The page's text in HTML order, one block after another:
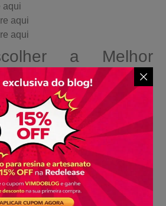
aqui
aqui
aqui
a Melhor
Porcelanato
impecável, é fundamental
para o seu projeto. Aqui estão
: a resina epóxi é a melhor
durabilidade e acabamento